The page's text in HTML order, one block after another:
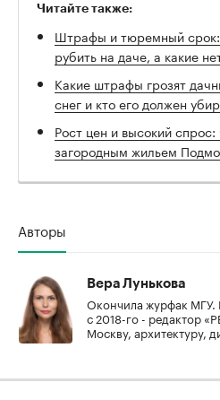
Читайте также:
Штрафы и тюремный срок:
рубить на даче, а какие
Какие штрафы грозят
снег и кто его должен
Рост цен и высокий
загородным жильем
Авторы
Вера Лунькова
Окончила журфак МГУ.
с 2018-го - редактор
Москву, архитектуру,